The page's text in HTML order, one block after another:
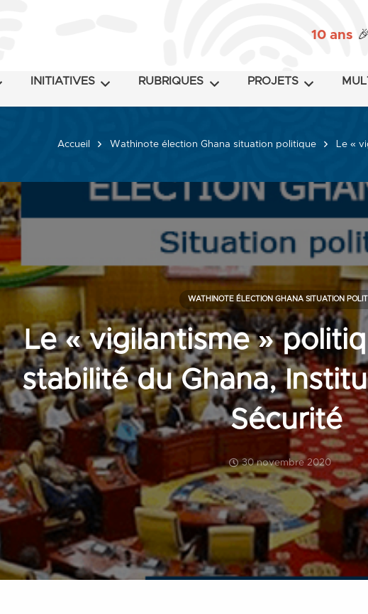
10 ans
INITIATIVES RUBRIQUES PROJETS
Accueil Wathinote élection Ghana situation politique Le «
Le « vigilantisme »
stabilité du Ghana,
Sécurité
30 novembre 2020
WATHINOTE ÉLECTION GHANA SITUATION